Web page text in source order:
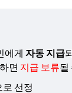
에게 자동 지급
면 지급 보류될
선정